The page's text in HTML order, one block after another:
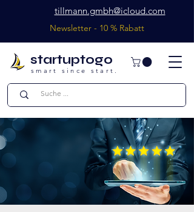
startuptogo
smart since start.
tillmann.gmbh@icloud.com
Newsletter - 10 % Rabatt